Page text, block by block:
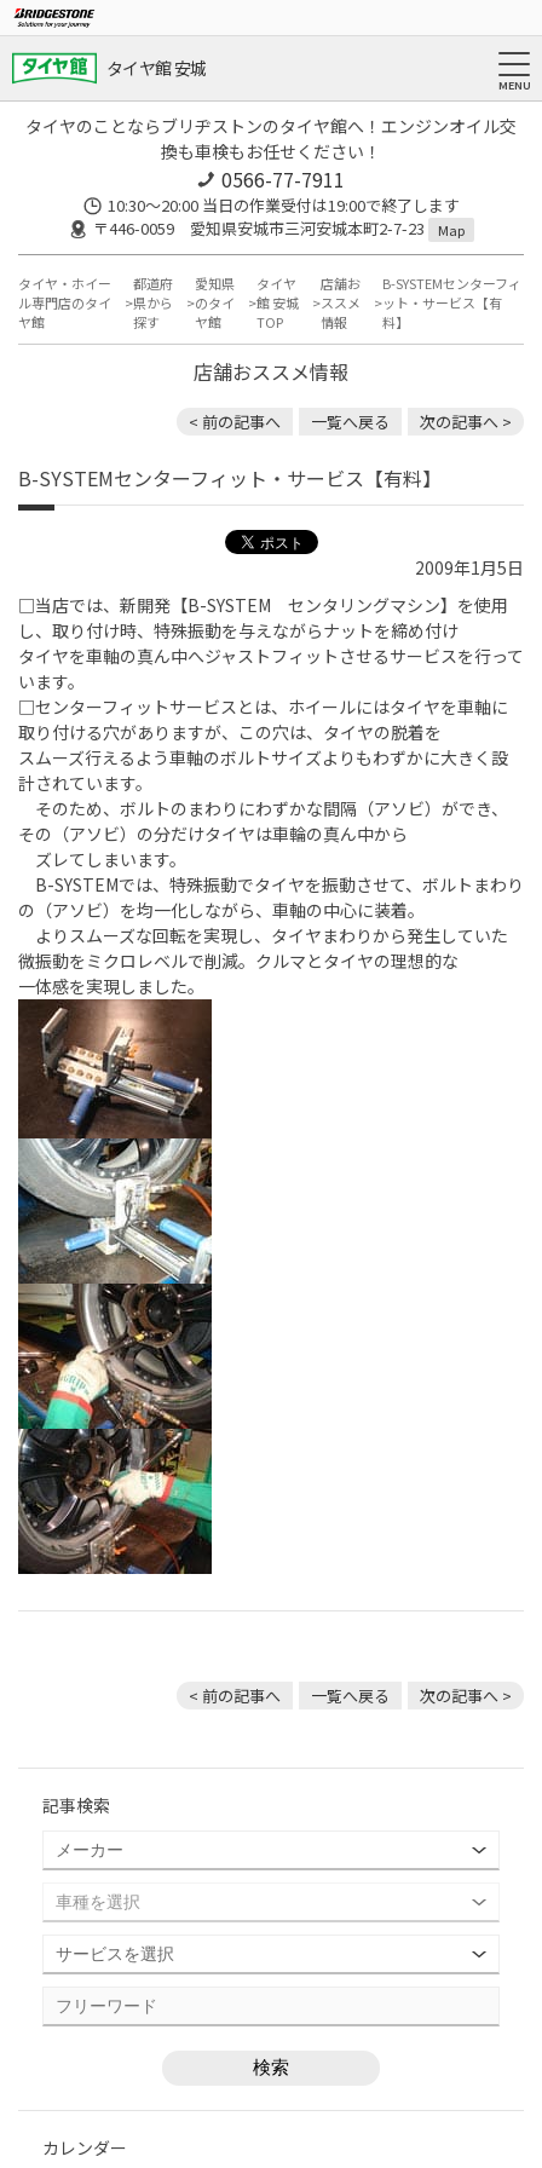
タイヤ館 安城
タイヤのことならブリヂストンのタイヤ館へ！エンジンオイル交
換も車検もお任せください！
0566-77-7911
10:30〜20:00 当日の作業受付は19:00で終了します
〒446-0059 愛知県安城市三河安城本町2-7-23
Map
タイヤ・ホイー
ル専門店のタイ
ヤ館
都道府
県から
探す
愛知県
のタイ
ヤ館
タイヤ
館 安城
TOP
店舗お
ススメ
情報
B-SYSTEMセンターフィ
ット・サービス【有
料】
店舗おススメ情報
< 前の記事へ 一覧へ戻る 次の記事へ >
B-SYSTEMセンターフィット・サービス【有料】
2009年1月5日
□当店では、新開発【B-SYSTEM センタリングマシン】を使用
し、取り付け時、特殊振動を与えながらナットを締め付け
タイヤを車軸の真ん中へジャストフィットさせるサービスを行って
います。
□センターフィットサービスとは、ホイールにはタイヤを車軸に
取り付ける穴がありますが、この穴は、タイヤの脱着を
スムーズ行えるよう車軸のボルトサイズよりもわずかに大きく設
計されています。
そのため、ボルトのまわりにわずかな間隔（アソビ）ができ、
その（アソビ）の分だけタイヤは車輪の真ん中から
ズレてしまいます。
B-SYSTEMでは、特殊振動でタイヤを振動させて、ボルトまわり
の（アソビ）を均一化しながら、車軸の中心に装着。
よりスムーズな回転を実現し、タイヤまわりから発生していた
微振動をミクロレベルで削減。クルマとタイヤの理想的な
一体感を実現しました。
< 前の記事へ 一覧へ戻る 次の記事へ >
記事検索
カレンダー